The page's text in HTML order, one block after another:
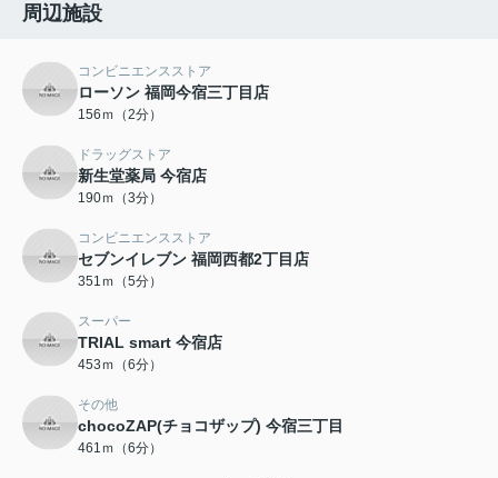
周辺施設
コンビニエンスストア
ローソン 福岡今宿三丁目店
156ｍ（2分）
ドラッグストア
新生堂薬局 今宿店
190ｍ（3分）
コンビニエンスストア
セブンイレブン 福岡西都2丁目店
351ｍ（5分）
スーパー
TRIAL smart 今宿店
453ｍ（6分）
その他
chocoZAP(チョコザップ) 今宿三丁目
461ｍ（6分）